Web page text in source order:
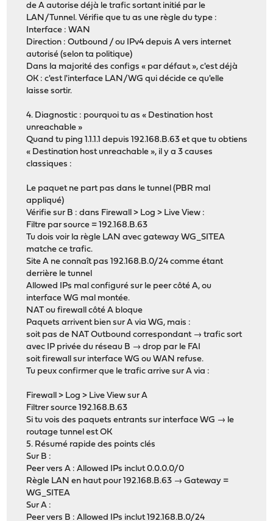
de A autorise déjà le trafic sortant initié par le
LAN/Tunnel. Vérifie que tu as une règle du type :
Interface : WAN
Direction : Outbound / ou IPv4 depuis A vers internet
autorisé (selon ta politique)
Dans la majorité des configs « par défaut », c'est déjà
OK : c'est l'interface LAN/WG qui décide ce qu'elle
laisse sortir.
4. Diagnostic : pourquoi tu as « Destination host
unreachable »
Quand tu ping 1.1.1.1 depuis 192.168.B.63 et que tu obtiens
« Destination host unreachable », il y a 3 causes
classiques :
Le paquet ne part pas dans le tunnel (PBR mal
appliqué)
Vérifie sur B : dans Firewall > Log > Live View :
Filtre par source = 192.168.B.63
Tu dois voir la règle LAN avec gateway WG_SITEA
matche ce trafic.
Site A ne connaît pas 192.168.B.0/24 comme étant
derrière le tunnel
Allowed IPs mal configuré sur le peer côté A, ou
interface WG mal montée.
NAT ou firewall côté A bloque
Paquets arrivent bien sur A via WG, mais :
soit pas de NAT Outbound correspondant → trafic sort
avec IP privée du réseau B → drop par le FAI
soit firewall sur interface WG ou WAN refuse.
Tu peux confirmer que le trafic arrive sur A via :
Firewall > Log > Live View sur A
Filtrer source 192.168.B.63
Si tu vois des paquets entrants sur interface WG → le
routage tunnel est OK
5. Résumé rapide des points clés
Sur B :
Peer vers A : Allowed IPs inclut 0.0.0.0/0
Règle LAN en haut pour 192.168.B.63 → Gateway =
WG_SITEA
Sur A :
Peer vers B : Allowed IPs inclut 192.168.B.0/24